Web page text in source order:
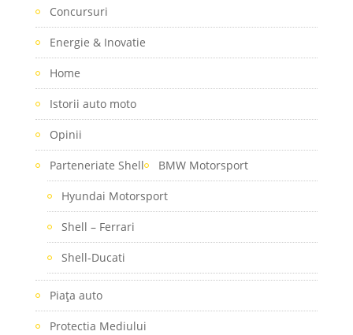
Concursuri
Energie & Inovatie
Home
Istorii auto moto
Opinii
Parteneriate Shell BMW Motorsport
Hyundai Motorsport
Shell – Ferrari
Shell-Ducati
Piaţa auto
Protectia Mediului